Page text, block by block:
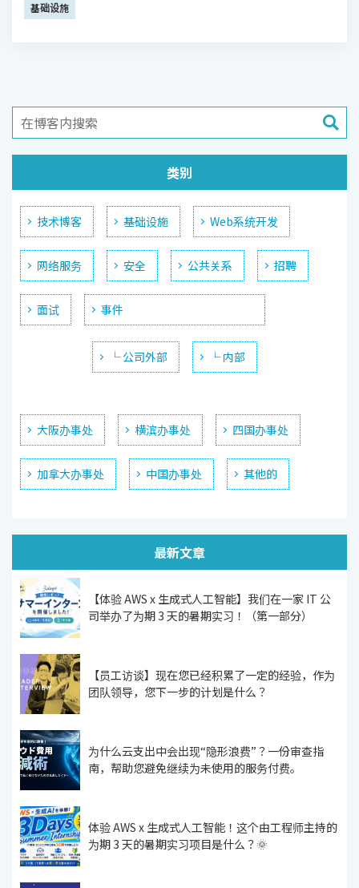
基础设施
类别
技术博客 基础设施 Web系统开发
网络服务 安全 公共关系 招聘
面试 事件
└ 公司外部 └ 内部
大阪办事处 横滨办事处 四国办事处
加拿大办事处 中国办事处 其他的
最新文章
【体验 AWS x 生成式人工智能】我们在一家 IT 公
司举办了为期 3 天的暑期实习！（第一部分）
【员工访谈】现在您已经积累了一定的经验，作为
团队领导，您下一步的计划是什么？
为什么云支出中会出现“隐形浪费”？一份审查指
南，帮助您避免继续为未使用的服务付费。
体验 AWS x 生成式人工智能！这个由工程师主持的
为期 3 天的暑期实习项目是什么？🌞